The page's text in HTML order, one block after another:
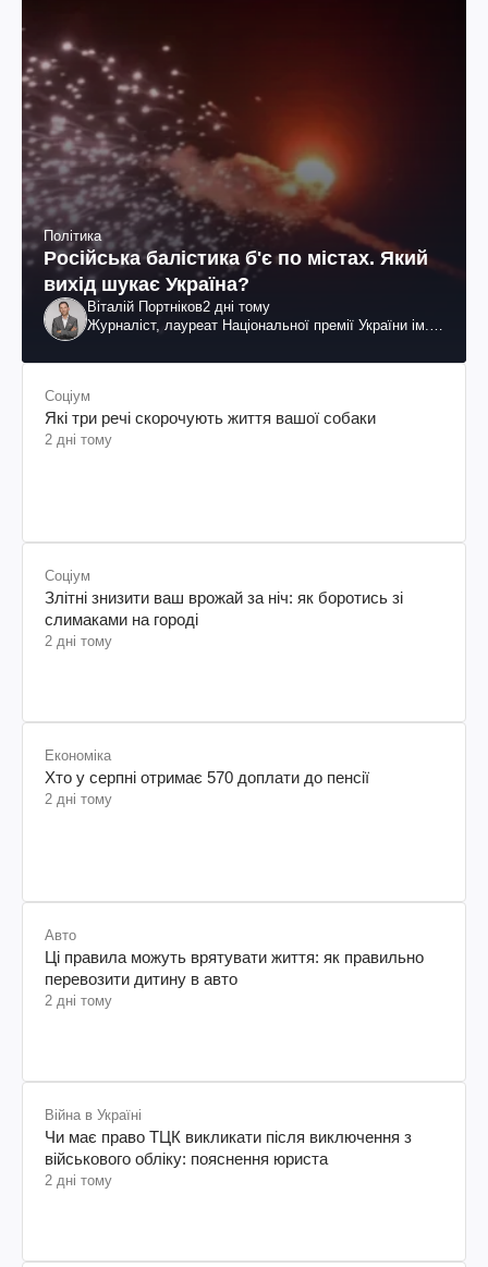
Політика
Російська балістика б'є по містах. Який
вихід шукає Україна?
Віталій Портніков2 дні тому
Журналіст, лауреат Національної премії України ім.
Соціум
Які три речі скорочують життя вашої собаки
2 дні тому
Соціум
Злітні знизити ваш врожай за ніч: як боротись зі
слимаками на городі
2 дні тому
Економіка
Хто у серпні отримає 570 доплати до пенсії
2 дні тому
Авто
Ці правила можуть врятувати життя: як правильно
перевозити дитину в авто
2 дні тому
Війна в Україні
Чи має право ТЦК викликати після виключення з
військового обліку: пояснення юриста
2 дні тому